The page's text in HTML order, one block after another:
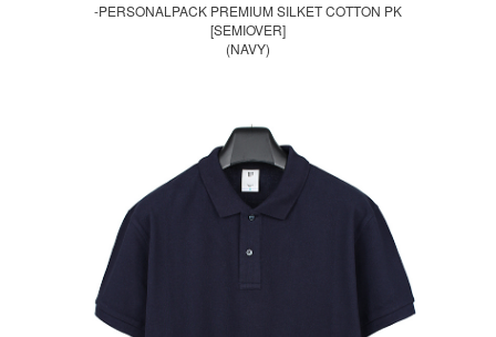
-PERSONALPACK PREMIUM SILKET COTTON PK
[SEMIOVER]
(NAVY)